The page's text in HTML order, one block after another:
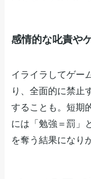
感情的な叱責や
イライラしてゲー
り、全面的に禁止
することも。短期
には「勉強＝罰」
を奪う結果になり